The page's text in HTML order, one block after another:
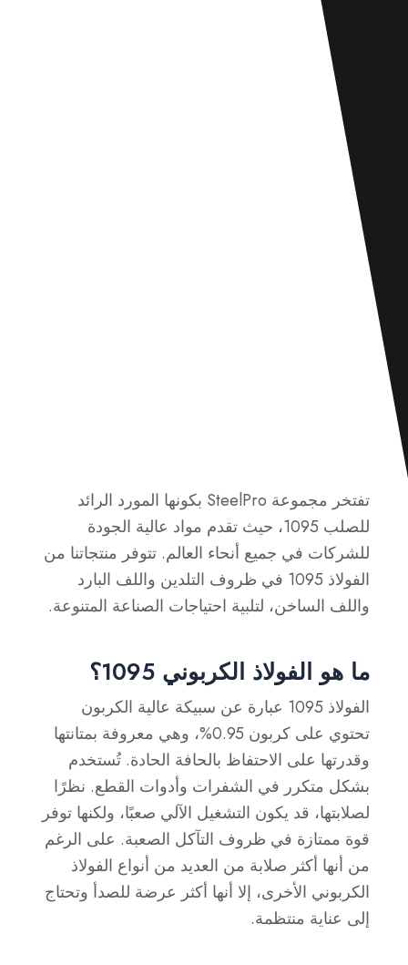
تفتخر مجموعة SteelPro بكونها المورد الرائد
للصلب 1095، حيث تقدم مواد عالية الجودة
للشركات في جميع أنحاء العالم. تتوفر منتجاتنا من
الفولاذ 1095 في ظروف التلدين واللف البارد
واللف الساخن، لتلبية احتياجات الصناعة المتنوعة.
ما هو الفولاذ الكربوني 1095؟
الفولاذ 1095 عبارة عن سبيكة عالية الكربون
تحتوي على كربون 0.95%، وهي معروفة بمتانتها
وقدرتها على الاحتفاظ بالحافة الحادة. تُستخدم
بشكل متكرر في الشفرات وأدوات القطع. نظرًا
لصلابتها، قد يكون التشغيل الآلي صعبًا، ولكنها توفر
قوة ممتازة في ظروف التآكل الصعبة. على الرغم
من أنها أكثر صلابة من العديد من أنواع الفولاذ
الكربوني الأخرى، إلا أنها أكثر عرضة للصدأ وتحتاج
إلى عناية منتظمة.